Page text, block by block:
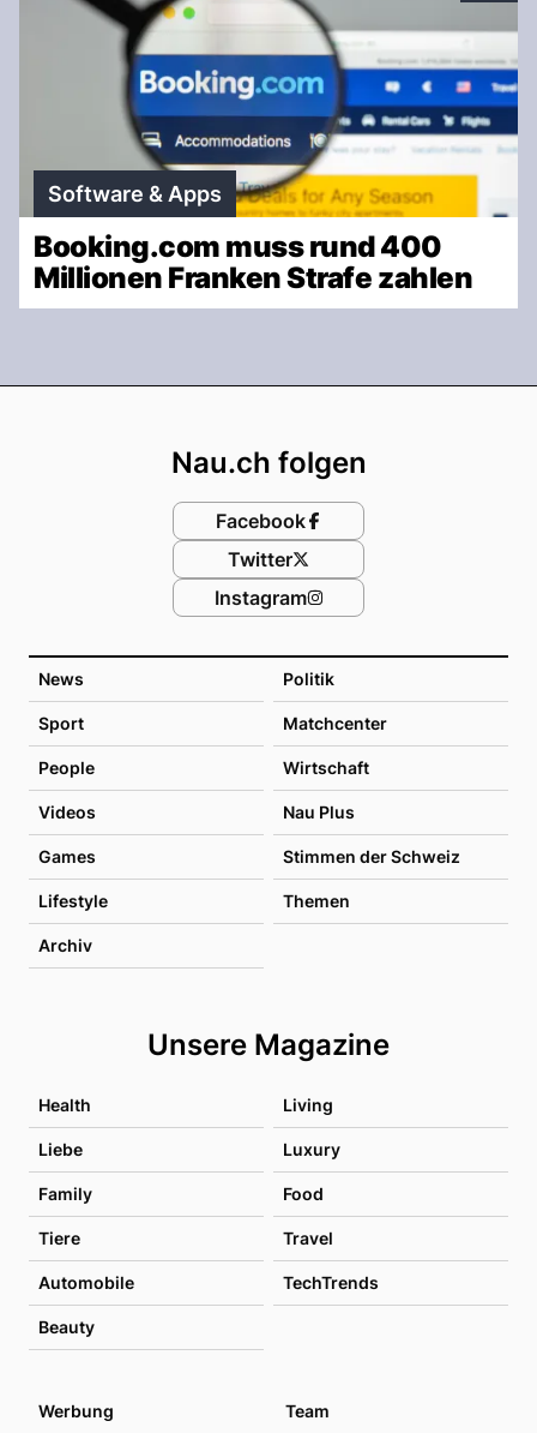
Software & Apps
Booking.com muss rund 400
Millionen Franken Strafe zahlen
News Politik
Sport Matchcenter
People Wirtschaft
Videos Nau Plus
Games Stimmen der Schweiz
Lifestyle Themen
Archiv
Unsere Magazine
Health Living
Liebe Luxury
Family Food
Tiere Travel
Automobile TechTrends
Beauty
Nau.ch folgen
Facebook
Twitter
Instagram
Werbung Team